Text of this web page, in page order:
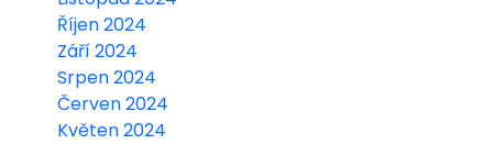
Říjen 2024
Září 2024
Srpen 2024
Červen 2024
Květen 2024